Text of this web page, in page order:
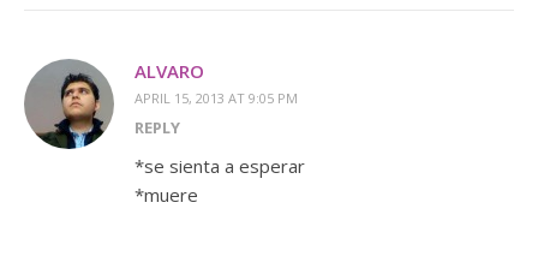
ALVARO
APRIL 15, 2013 AT 9:05 PM
REPLY
*se sienta a esperar
*muere